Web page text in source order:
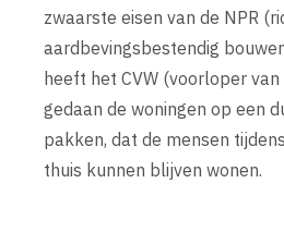
zwaarste eisen van de NPR
aardbevingsbestendig
heeft het CVW (voorloper
gedaan de woningen op een
pakken, dat de mensen
thuis kunnen blijven wonen.